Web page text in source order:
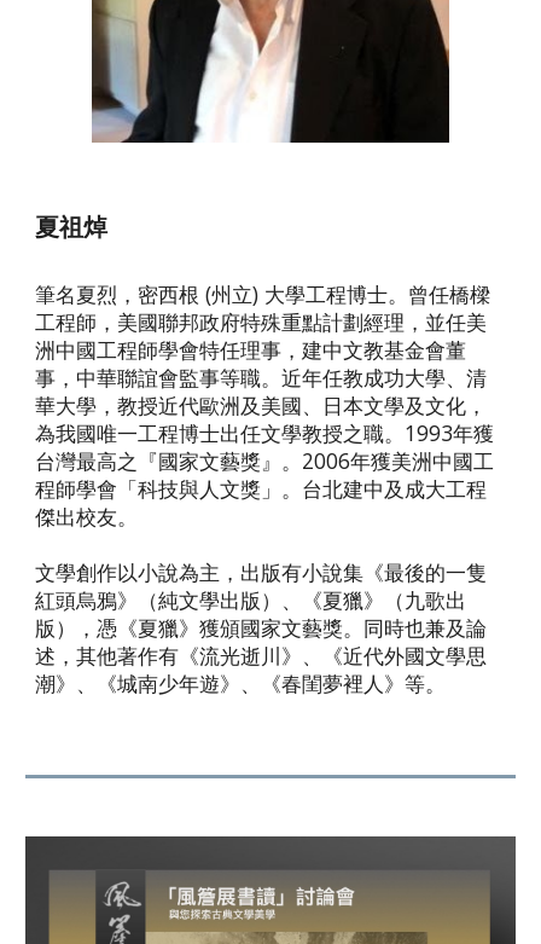
夏祖焯
筆名夏烈，密西根 (州立) 大學工程博士。曾任橋樑
工程師，美國聯邦政府特殊重點計劃經理，並任美
洲中國工程師學會特任理事，建中文教基金會董
事，中華聯誼會監事等職。近年任教成功大學、清
華大學，教授近代歐洲及美國、日本文學及文化，
為我國唯一工程博士出任文學教授之職。1993年獲
台灣最高之『國家文藝獎』。2006年獲美洲中國工
程師學會「科技與人文獎」。台北建中及成大工程
傑出校友。
文學創作以小說為主，出版有小說集《最後的一隻
紅頭烏鴉》（純文學出版）、《夏獵》（九歌出
版），憑《夏獵》獲頒國家文藝獎。同時也兼及論
述，其他著作有《流光逝川》、《近代外國文學思
潮》、《城南少年遊》、《春閨夢裡人》等。